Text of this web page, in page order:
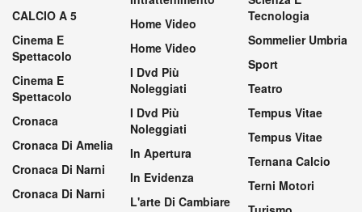
CALCIO A 5
Cinema E
Spettacolo
Cinema E
Spettacolo
Cronaca
Cronaca Di Amelia
Cronaca Di Narni
Cronaca Di Narni
Home Video
Home Video
I Dvd Più
Noleggiati
I Dvd Più
Noleggiati
In Apertura
In Evidenza
L'arte Di Cambiare
Tecnologia
Sommelier Umbria
Sport
Teatro
Tempus Vitae
Tempus Vitae
Ternana Calcio
Terni Motori